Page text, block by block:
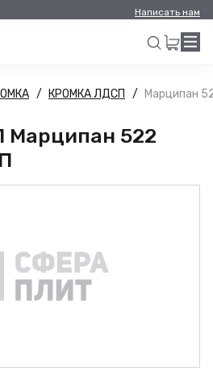
Написать нам
Искать
КРОМКА ЛДСП Марципан
Марципан 522